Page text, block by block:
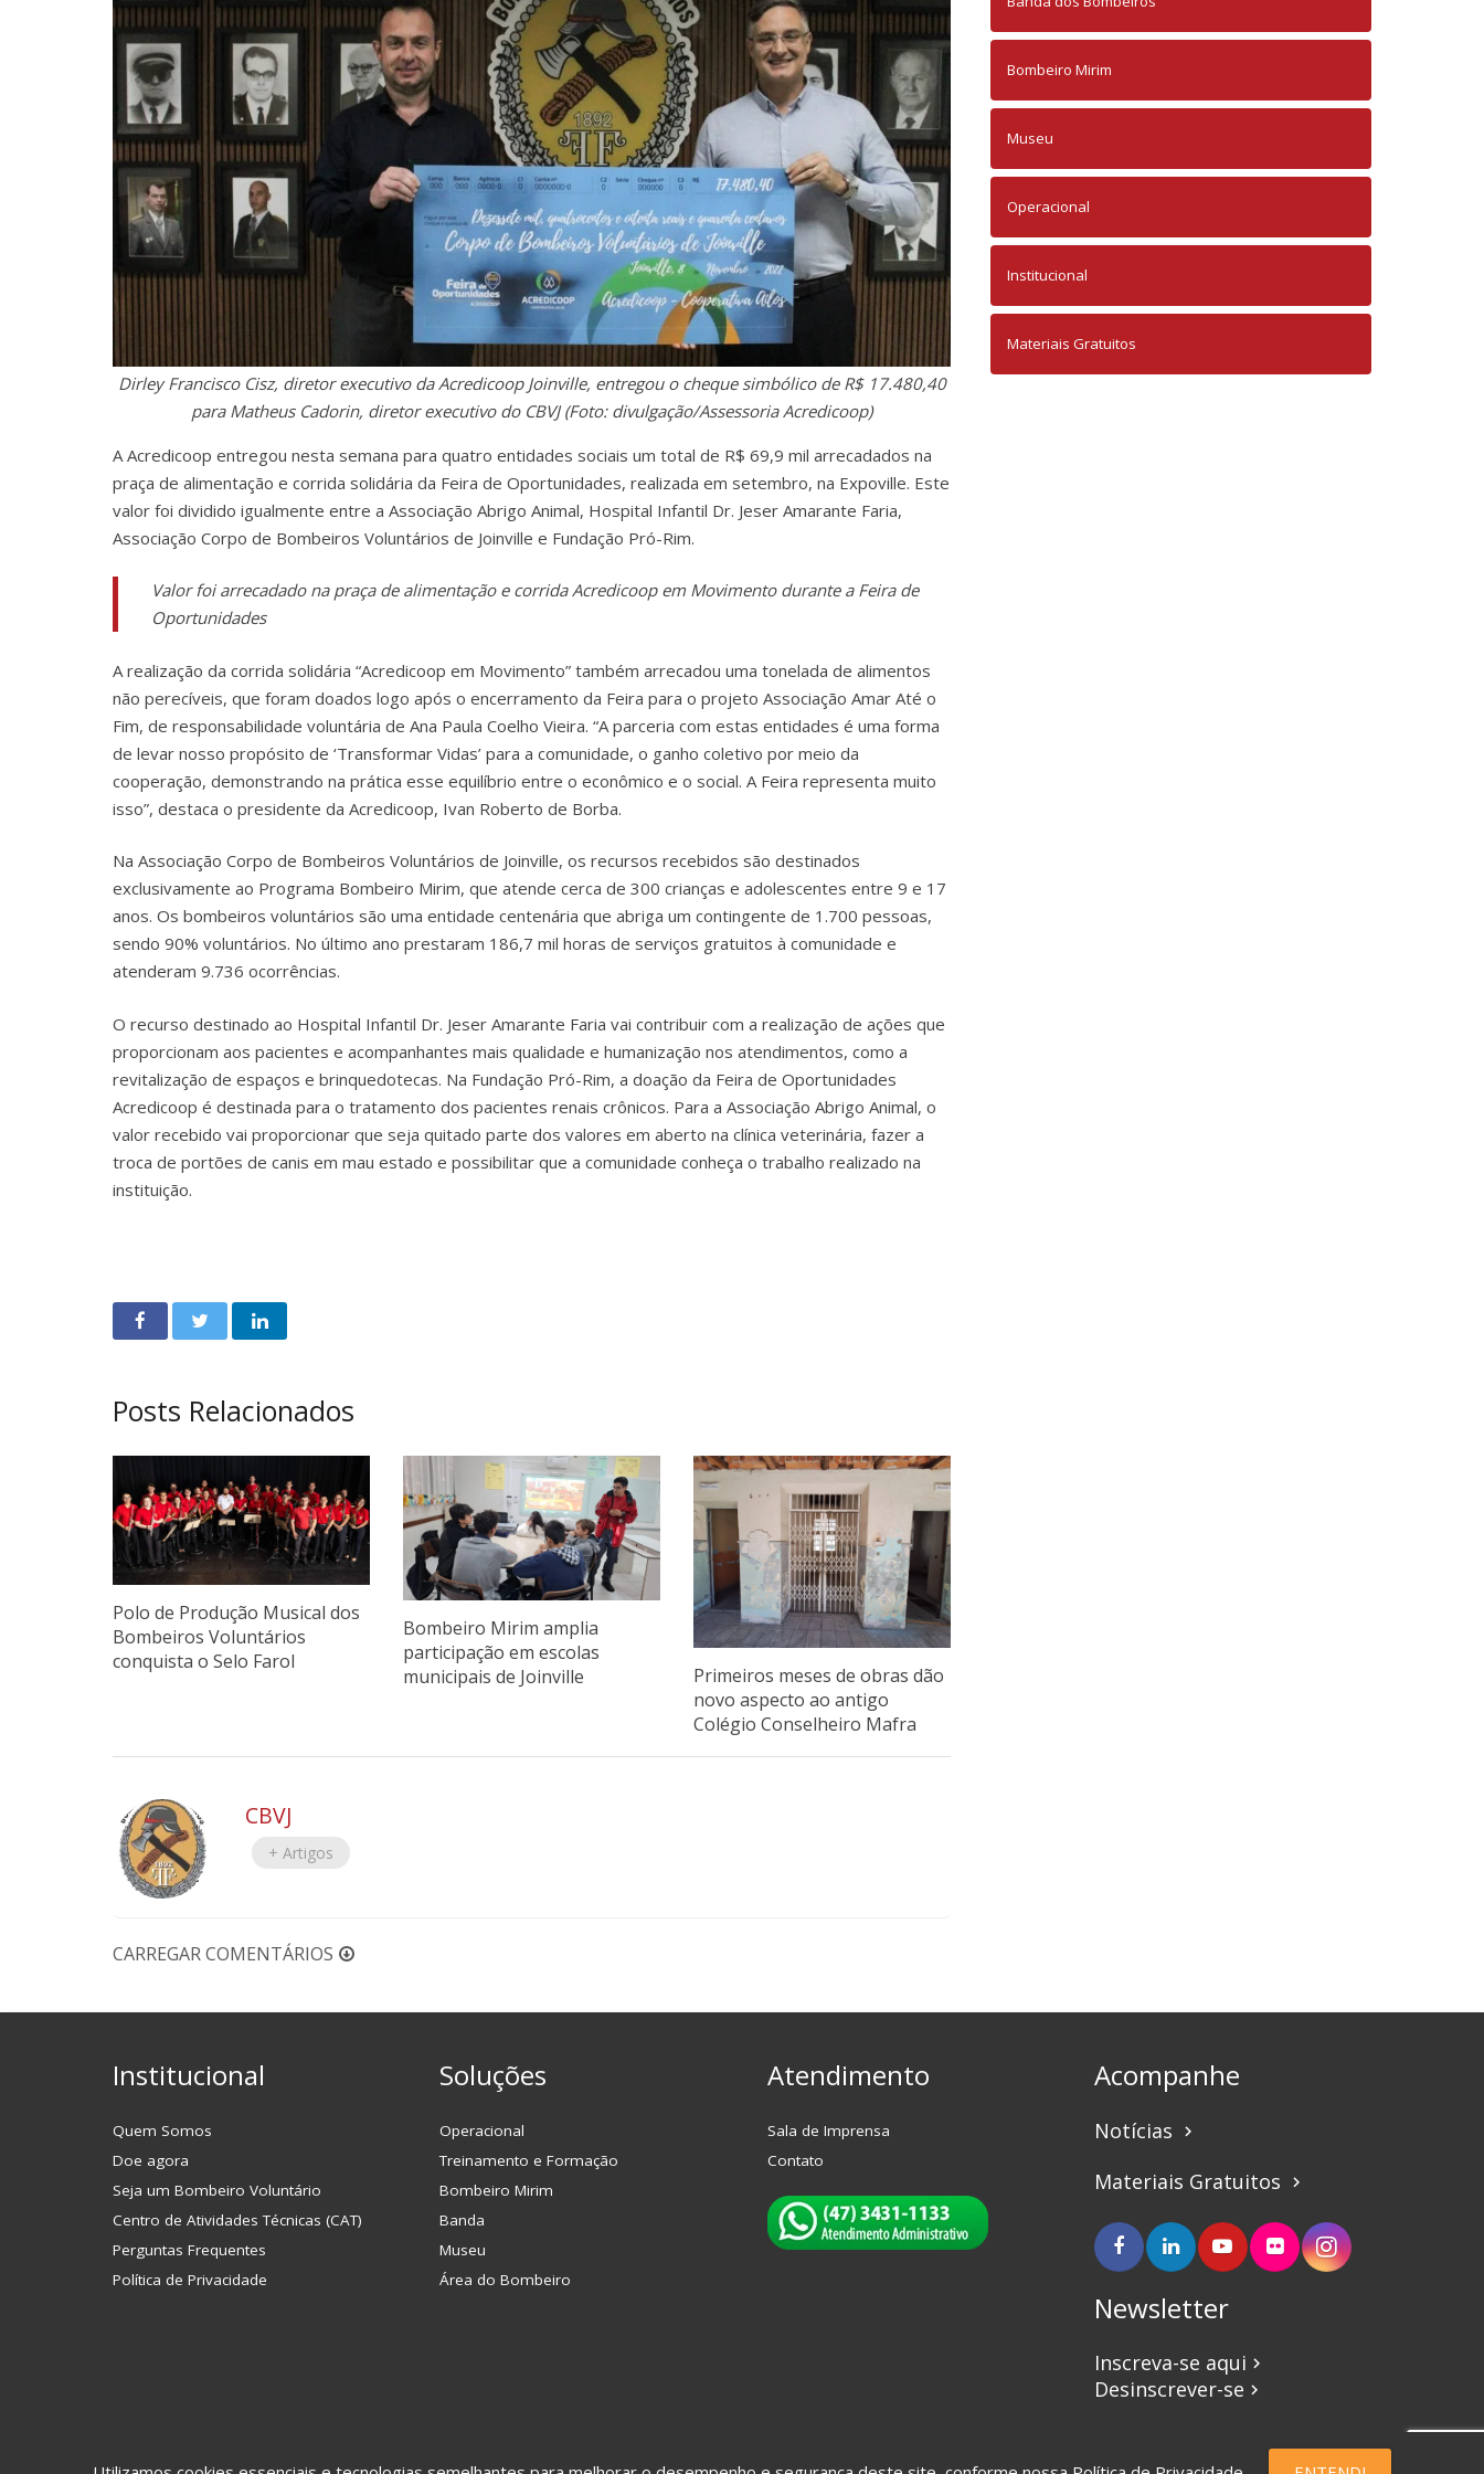
Dirley Francisco Cisz, diretor executivo da Acredicoop Joinville, entregou o cheque simbólico de R$ 17.480,40
para Matheus Cadorin, diretor executivo do CBVJ (Foto: divulgação/Assessoria Acredicoop)
A Acredicoop entregou nesta semana para quatro entidades sociais um total de R$ 69,9 mil arrecadados na
praça de alimentação e corrida solidária da Feira de Oportunidades, realizada em setembro, na Expoville. Este
valor foi dividido igualmente entre a Associação Abrigo Animal, Hospital Infantil Dr. Jeser Amarante Faria,
Associação Corpo de Bombeiros Voluntários de Joinville e Fundação Pró-Rim.
Valor foi arrecadado na praça de alimentação e corrida Acredicoop em Movimento durante a Feira de
Oportunidades
A realização da corrida solidária “Acredicoop em Movimento” também arrecadou uma tonelada de alimentos
não perecíveis, que foram doados logo após o encerramento da Feira para o projeto Associação Amar Até o
Fim, de responsabilidade voluntária de Ana Paula Coelho Vieira. “A parceria com estas entidades é uma forma
de levar nosso propósito de ‘Transformar Vidas’ para a comunidade, o ganho coletivo por meio da
cooperação, demonstrando na prática esse equilíbrio entre o econômico e o social. A Feira representa muito
isso”, destaca o presidente da Acredicoop, Ivan Roberto de Borba.
Na Associação Corpo de Bombeiros Voluntários de Joinville, os recursos recebidos são destinados
exclusivamente ao Programa Bombeiro Mirim, que atende cerca de 300 crianças e adolescentes entre 9 e 17
anos. Os bombeiros voluntários são uma entidade centenária que abriga um contingente de 1.700 pessoas,
sendo 90% voluntários. No último ano prestaram 186,7 mil horas de serviços gratuitos à comunidade e
atenderam 9.736 ocorrências.
O recurso destinado ao Hospital Infantil Dr. Jeser Amarante Faria vai contribuir com a realização de ações que
proporcionam aos pacientes e acompanhantes mais qualidade e humanização nos atendimentos, como a
revitalização de espaços e brinquedotecas. Na Fundação Pró-Rim, a doação da Feira de Oportunidades
Acredicoop é destinada para o tratamento dos pacientes renais crônicos. Para a Associação Abrigo Animal, o
valor recebido vai proporcionar que seja quitado parte dos valores em aberto na clínica veterinária, fazer a
troca de portões de canis em mau estado e possibilitar que a comunidade conheça o trabalho realizado na
instituição.
Posts Relacionados
Polo de Produção Musical dos
Bombeiros Voluntários
conquista o Selo Farol
Bombeiro Mirim amplia
participação em escolas
municipais de Joinville
Primeiros meses de obras dão
novo aspecto ao antigo
Colégio Conselheiro Mafra
CBVJ
+ Artigos
CARREGAR COMENTÁRIOS
Bombeiro Mirim
Museu
Operacional
Institucional
Materiais Gratuitos
Institucional
Quem Somos
Doe agora
Seja um Bombeiro Voluntário
Centro de Atividades Técnicas (CAT)
Perguntas Frequentes
Política de Privacidade
Soluções
Operacional
Treinamento e Formação
Bombeiro Mirim
Banda
Museu
Área do Bombeiro
Atendimento
Sala de Imprensa
Contato
Acompanhe
Notícias keyboard_arrow_right
Materiais Gratuitos keyboard_arrow_right
Newsletter
Inscreva-se aqui keyboard_arrow_right
Desinscrever-se keyboard_arrow_right